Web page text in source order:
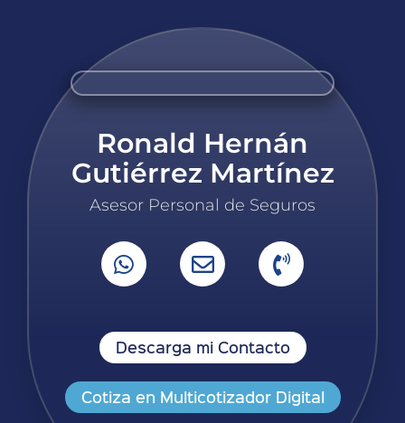
Ronald Hernán
Gutiérrez Martínez
Asesor Personal de Seguros
Descarga mi Contacto
Cotiza en Multicotizador Digital